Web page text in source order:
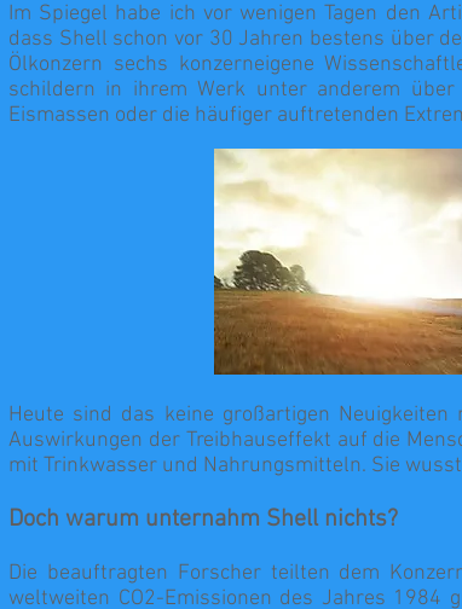
Im Spiegel habe ich vor wenigen Tagen den
dass Shell schon vor 30 Jahren bestens über
Ölkonzern sechs konzerneigene
schildern in ihrem Werk unter anderem über
Eismassen oder die häufiger auftretenden
Heute sind das keine großartigen
Auswirkungen der Treibhauseffekt auf die
mit Trinkwasser und Nahrungsmitteln. Sie
Doch warum unternahm Shell nichts?
Die beauftragten Forscher teilten dem
weltweiten CO2-Emissionen des Jahres 1984